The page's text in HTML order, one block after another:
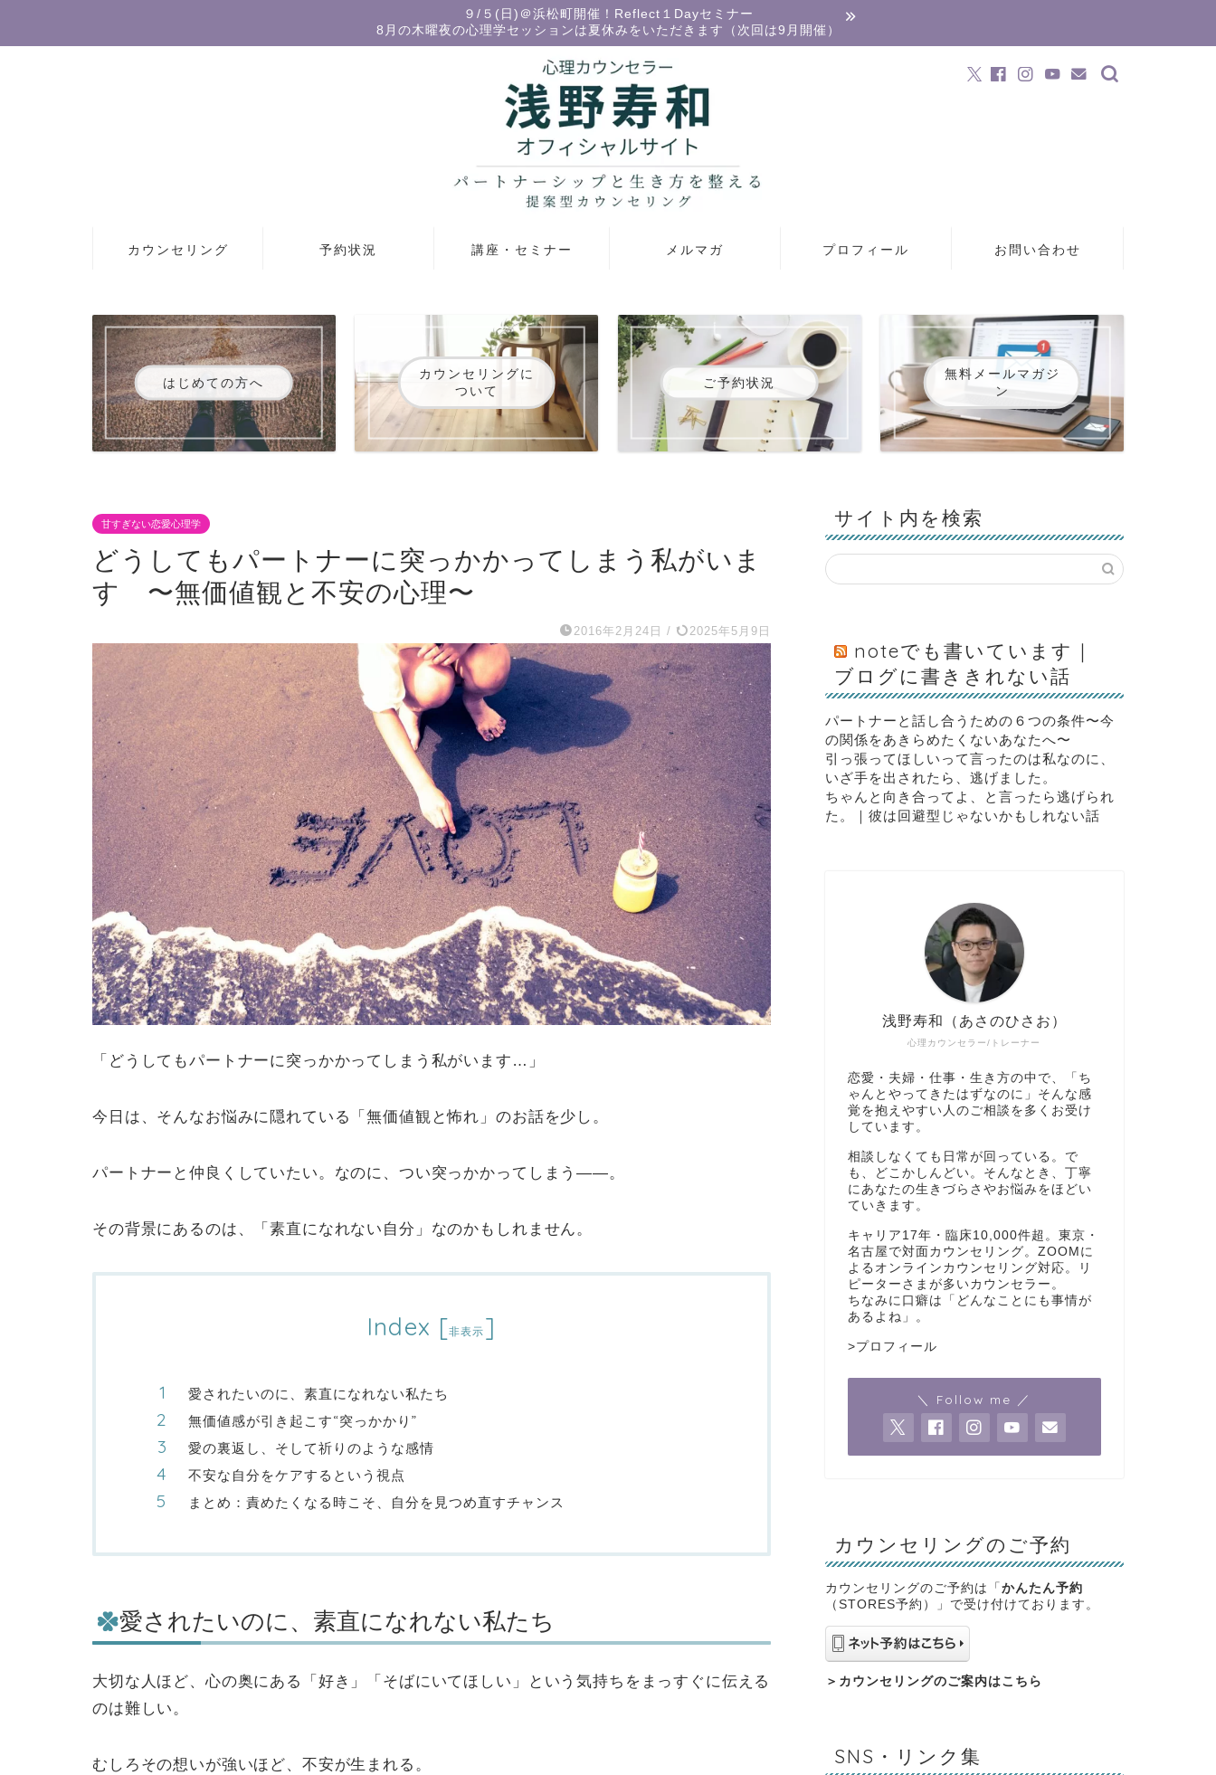
９/５(日)＠浜松町開催！Reflect１Dayセミナー
8月の木曜夜の心理学セッションは夏休みをいただきます（次回は9月開催）
カウンセリング 予約状況 講座・セミナー メルマガ プロフィール お問い合わせ
はじめての方へ
カウンセリングに
ついて
ご予約状況
無料メールマガジ
ン
甘すぎない恋愛心理学
どうしてもパートナーに突っかかってしまう私がいま
す 〜無価値観と不安の心理〜
2016年2月24日 / 2025年5月9日
「どうしてもパートナーに突っかかってしまう私がいます…」
今日は、そんなお悩みに隠れている「無価値観と怖れ」のお話を少し。
パートナーと仲良くしていたい。なのに、つい突っかかってしまう——。
その背景にあるのは、「素直になれない自分」なのかもしれません。
Index [非表示 ]
愛されたいのに、素直になれない私たち
無価値感が引き起こす“突っかかり”
愛の裏返し、そして祈りのような感情
不安な自分をケアするという視点
まとめ：責めたくなる時こそ、自分を見つめ直すチャンス
愛されたいのに、素直になれない私たち
大切な人ほど、心の奥にある「好き」「そばにいてほしい」という気持ちをまっすぐに伝える
のは難しい。
むしろその想いが強いほど、不安が生まれる。
サイト内を検索
noteでも書いています｜
ブログに書ききれない話
パートナーと話し合うための６つの条件〜今
の関係をあきらめたくないあなたへ〜
引っ張ってほしいって言ったのは私なのに、
いざ手を出されたら、逃げました。
ちゃんと向き合ってよ、と言ったら逃げられ
た。｜彼は回避型じゃないかもしれない話
心理カウンセラー/トレーナー
浅野寿和（あさのひさお）
恋愛・夫婦・仕事・生き方の中で、「ち
ゃんとやってきたはずなのに」そんな感
覚を抱えやすい人のご相談を多くお受け
しています。
相談しなくても日常が回っている。で
も、どこかしんどい。そんなとき、丁寧
にあなたの生きづらさやお悩みをほどい
ていきます。
キャリア17年・臨床10,000件超。東京・
名古屋で対面カウンセリング。ZOOMに
よるオンラインカウンセリング対応。リ
ピーターさまが多いカウンセラー。
ちなみに口癖は「どんなことにも事情が
あるよね」。
>プロフィール
＼ Follow me ／
カウンセリングのご予約
カウンセリングのご予約は「 かんたん予約
（STORES予約）」で受け付けております。
＞ カウンセリングのご案内はこちら
SNS・リンク集